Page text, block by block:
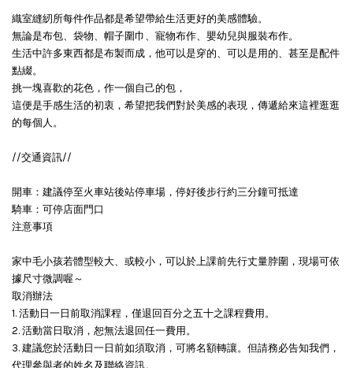
織室縫紉所每件作品都是希望帶給生活更好的美感體驗。
無論是布包、袋物、帽子圍巾、寵物布作、嬰幼兒與服裝布作。
生活中許多東西都是布製而成，他可以是穿的、可以是用的、甚至是配件
點綴。
挑一塊喜歡的花色，作一個自己的包，
這便是手感生活的初衷，希望把我們對於美感的表現，傳遞給來這裡逛逛
的每個人。
//交通資訊//
開車：建議停至火車站後站停車場，停好後步行約三分鐘可抵達
騎車：可停店面門口
注意事項
家中毛小孩若體型較大、或較小，可以於上課前先行丈量脖圍，現場可依
據尺寸微調喔～
取消辦法
1. 活動日一日前取消課程，僅退回百分之五十之課程費用。
2. 活動當日取消，恕無法退回任一費用。
3. 建議您於活動日一日前如須取消，可將名額轉讓。但請務必告知我們，
代理參與者的姓名及聯絡資訊。